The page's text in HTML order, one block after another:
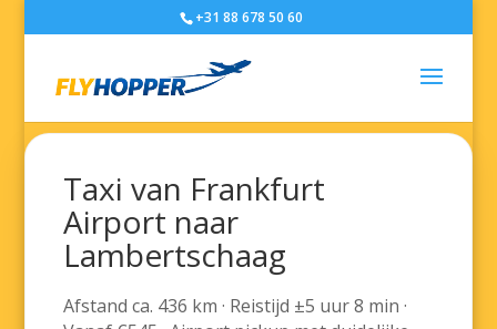
+31 88 678 50 60
Taxi van Frankfurt
Airport naar
Lambertschaag
Afstand ca. 436 km · Reistijd ±5 uur 8 min ·